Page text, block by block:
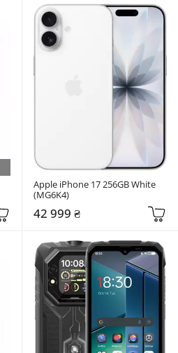
Apple iPhone 17 256GB White
(MG6K4)
42 999 ₴